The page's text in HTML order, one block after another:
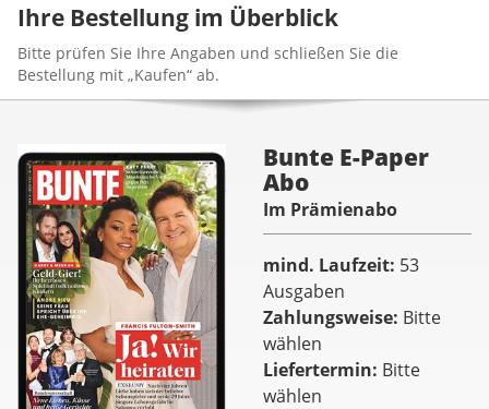
Ihre Bestellung im Überblick
Bitte prüfen Sie Ihre Angaben und schließen Sie die
Bestellung mit „Kaufen“ ab.
Bunte E-Paper
Abo
Im Prämienabo
mind. Laufzeit 53
Ausgaben
Zahlungsweise Bitte
wählen
Liefertermin Bitte
wählen